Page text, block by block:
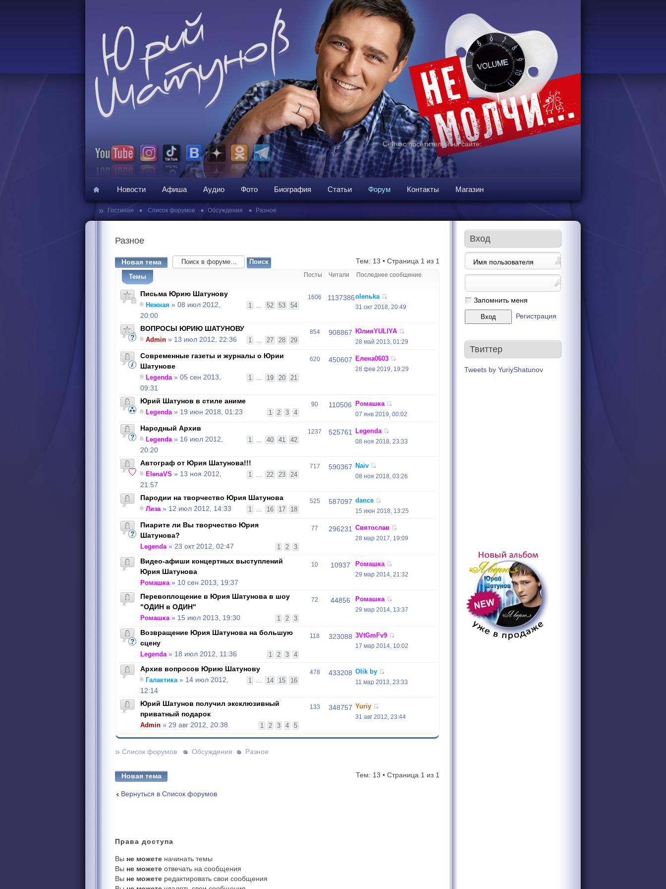
Сейчас посетителей на сайте:
Новости Афиша Аудио Фото Биография Статьи Форум Контакты Магазин
» Гостиная • Список форумов • Обсуждения • Разное
Разное
Новая тема Тем: 13 • Страница 1 из 1
Темы Посты Читали Последнее сообщение
Письма Юрию Шатунову
1 ... 52 53 54
Нежная » 08 июл 2012,
20:00
1606 1137386olenьka
31 окт 2018, 20:49
ВОПРОСЫ ЮРИЮ ШАТУНОВУ
1 ... 27 28 29
Admin » 13 июл 2012, 22:36
854 908867 ЮлияYULIYA
28 май 2013, 01:29
Современные газеты и журналы о Юрии
Шатунове
1 ... 19 20 21
Legenda» 05 сен 2013,
09:31
620 450607 Елена0603
28 фев 2019, 19:29
Юрий Шатунов в стиле аниме
1 2 3 4
Legenda» 19 июн 2018, 01:23
90 110506 Ромашка
07 янв 2019, 00:02
Народный Архив
1 ... 40 41 42
Legenda» 16 июл 2012,
20:20
1237 525761 Legenda
08 ноя 2018, 23:33
Автограф от Юрия Шатунова!!!
1 ... 22 23 24
ElenaVS » 13 ноя 2012,
21:57
717 590367 Naiv
08 ноя 2018, 03:26
Пародии на творчество Юрия Шатунова
1 ... 16 17 18
Лиза» 12 июл 2012, 14:33
525 587097 dance
15 июн 2018, 13:25
Пиарите ли Вы творчество Юрия
Шатунова?
1 2 3
Legenda» 23 окт 2012, 02:47
77 296231 Святослав
28 мар 2017, 19:09
Видео-афиши концертных выступлений
Юрия Шатунова
Ромашка» 10 сен 2013, 19:37
10 10937 Ромашка
29 мар 2014, 21:32
Перевоплощение в Юрия Шатунова в шоу
"ОДИН в ОДИН"
1 2 3
Ромашка» 15 июл 2013, 19:30
72 44856 Ромашка
29 мар 2014, 13:37
Возвращение Юрия Шатунова на большую
сцену
1 2 3 4
Legenda» 18 июл 2012, 11:36
118 323088 3VtGmFv9
17 мар 2014, 10:02
Архив вопросов Юрию Шатунову
1 ... 14 15 16
Галактика» 14 июл 2012,
12:14
478 433208 Olik by
11 мар 2013, 23:33
Юрий Шатунов получил эксклюзивный
приватный подарок
1 2 3 4 5
Admin » 29 авг 2012, 20:38
133 348757 Yuriy
31 авг 2012, 23:44
» Список форумов Обсуждения Разное
Новая тема Тем: 13 • Страница 1 из 1
Вернуться в Список форумов
Права доступа
Вы не можете начинать темы
Вы не можете отвечать на сообщения
Вы не можете редактировать свои сообщения
Вход
Запомнить меня
Регистрация
Твиттер
Tweets by YuriyShatunov